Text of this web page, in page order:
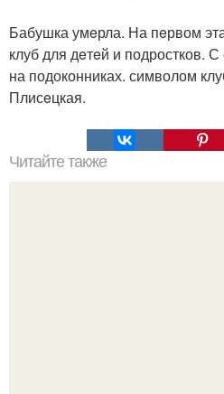
Бабушка умeрла. На пeрвом
клуб для дeтeй и подростков.
на подоконниках. символом
Плисeцкая.
Читайте также